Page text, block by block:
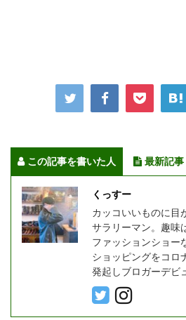
この記事を書いた人 最新記事
くっすー
カッコいいものに目
サラリーマン。趣味
ファッションショー
ショッピングをコロ
発起しブロガーデビ